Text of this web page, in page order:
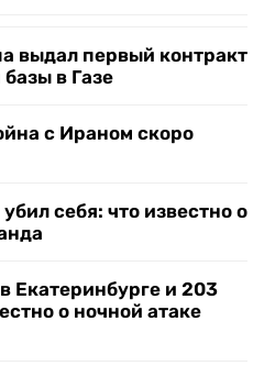
выдал первый контракт
в Газе
с Ираном скоро
себя: что известно о
Екатеринбурге и 203
о ночной атаке